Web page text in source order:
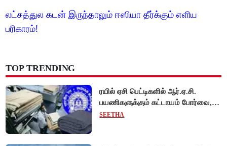
லட்சத்துல கடன் இருந்தாலும் ஈஸியா தீர்க்கும் எளிய
பரிகாரம்!
TOP TRENDING
ரயில் ஏசி பெட்டிகளில் ஆர்.ஏ.சி.
பயணிகளுக்கும் கட்டாயம் போர்வை,
கம்பளி வழங்க உத்தரவு!
SEETHA